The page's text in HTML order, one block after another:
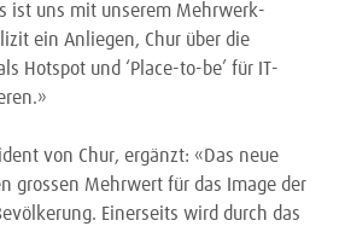
ist uns mit unserem Mehrwerk-
ein Anliegen, Chur über die
Hotspot und ‘Place-to-be’ für IT-
von Chur, ergänzt: «Das neue
grossen Mehrwert für das Image der
Einerseits wird durch das